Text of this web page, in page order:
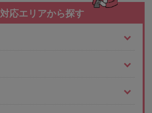
対応エリアから探す